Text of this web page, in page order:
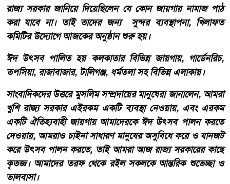
রাজ্য সরকার জানিয়ে দিয়েছিলেন যে কোন জায়গায় নামাজ পাঠ
করা যাবে না। তাই তাদের জন্য সুন্দর ব্যবস্থাপনা, খিলাফত
কমিটির উদ্যোগে আজকের অনুষ্ঠান শুরু হয়।
ঈদ উৎসব পালিত হয় কলকাতার বিভিন্ন জায়গায়, গার্ডেনরিচ,
তপসিয়া, রাজাবাজার, টালিগঞ্জ, ধর্মতলা সহ বিভিন্ন এলাকায়।
সাংবাদিকদের উত্তরে মুসলিম সম্প্রদায়ের মানুষেরা জানালেন, আমরা
খুশি রাজ্য সরকার এইরকম একটি ব্যবস্থা নেওয়ায়, এবং এরকম
একটি ঐতিহ্যবাহী জায়গায় আমাদেরকে ঈদ উৎসব পালন করতে
দেওয়ায়, আমরাও চাইনা সাধারণ মানুষের অসুবিধে করে ও যানজট
করে উৎসব পালন করতে, তাই আমরা আজ রাজ্য সরকারের কাছে
কৃতজ্ঞ। আমাদের তরফ থেকে রইল সকলকে আন্তরিক শুভেচ্ছা ও
ভালবাসা।